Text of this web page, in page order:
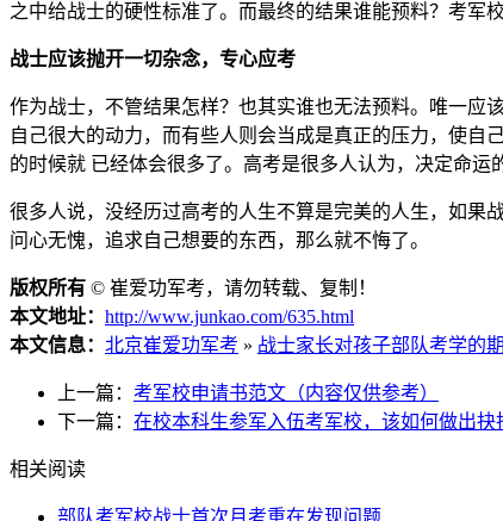
之中给战士的硬性标准了。而最终的结果谁能预料？考军
战士应该抛开一切杂念，专心应考
作为战士，不管结果怎样？也其实谁也无法预料。唯一应
自己很大的动力，而有些人则会当成是真正的压力，使自
的时候就 已经体会很多了。高考是很多人认为，决定命运
很多人说，没经历过高考的人生不算是完美的人生，如果
问心无愧，追求自己想要的东西，那么就不悔了。
版权所有 © 崔爱功军考，请勿转载、复制！
本文地址： http://www.junkao.com/635.html
本文信息： 北京崔爱功军考 » 战士家长对孩子部队考学的
上一篇： 考军校申请书范文（内容仅供参考）
下一篇： 在校本科生参军入伍考军校，该如何做出抉
相关阅读